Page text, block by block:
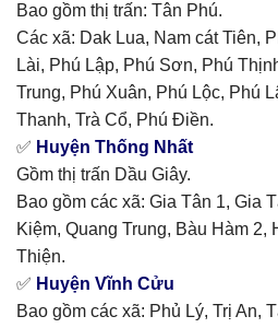
Bao gồm thị trấn: Tân Phú.
Các xã: Dak Lua, Nam cát Tiên,
Lài, Phú Lập, Phú Sơn, Phú
Trung, Phú Xuân, Phú Lộc, Phú
Thanh, Trà Cổ, Phú Điền.
✅ Huyện Thống Nhất
Gồm thị trấn Dầu Giây.
Bao gồm các xã: Gia Tân 1, Gia
Kiệm, Quang Trung, Bàu Hàm 2,
Thiện.
✅ Huyện Vĩnh Cửu
Bao gồm các xã: Phủ Lý, Trị An,